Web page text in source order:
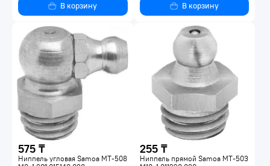
В корзину В корзину
575 ₸
Ниппель угловая Samoa MT-508
255 ₸
Ниппель прямой Samoa MT-503